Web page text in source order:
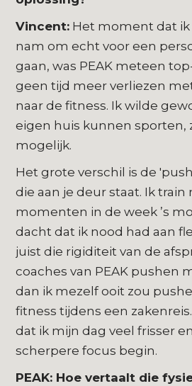
Vincent: Het moment dat ik
nam om echt voor een
gaan, was PEAK meteen
geen tijd meer verliezen
naar de fitness. Ik wilde
eigen huis kunnen sporten,
mogelijk.
Het grote verschil is de
die aan je deur staat. Ik train
momenten in de week ’s
dacht dat ik nood had aan
juist die rigiditeit van de
coaches van PEAK pushen
dan ik mezelf ooit zou
fitness tijdens een
dat ik mijn dag veel frisser
scherpere focus begin.
PEAK: Hoe vertaalt die